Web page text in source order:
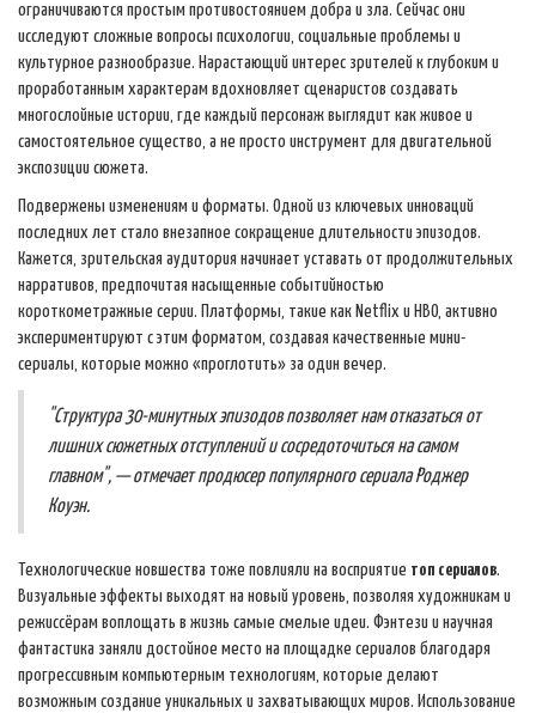
ограничиваются простым противостоянием добра и зла. Сейчас они
исследуют сложные вопросы психологии, социальные проблемы и
культурное разнообразие. Нарастающий интерес зрителей к глубоким и
проработанным характерам вдохновляет сценаристов создавать
многослойные истории, где каждый персонаж выглядит как живое и
самостоятельное существо, а не просто инструмент для двигательной
экспозиции сюжета.
Подвержены изменениям и форматы. Одной из ключевых инноваций
последних лет стало внезапное сокращение длительности эпизодов.
Кажется, зрительская аудитория начинает уставать от продолжительных
нарративов, предпочитая насыщенные событийностью
короткометражные серии. Платформы, такие как Netflix и HBO, активно
экспериментируют с этим форматом, создавая качественные мини-
сериалы, которые можно «проглотить» за один вечер.
"Структура 30-минутных эпизодов позволяет нам отказаться от
лишних сюжетных отступлений и сосредоточиться на самом
главном", — отмечает продюсер популярного сериала Роджер
Коуэн.
Технологические новшества тоже повлияли на восприятие топ сериалов.
Визуальные эффекты выходят на новый уровень, позволяя художникам и
режиссёрам воплощать в жизнь самые смелые идеи. Фэнтези и научная
фантастика заняли достойное место на площадке сериалов благодаря
прогрессивным компьютерным технологиям, которые делают
возможным создание уникальных и захватывающих миров. Использование